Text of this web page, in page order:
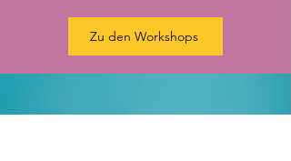
Zu den Workshops